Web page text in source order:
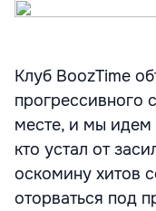
Клуб BoozTime
прогрессивного
месте, и мы
кто устал от
оскомину хитов
оторваться под